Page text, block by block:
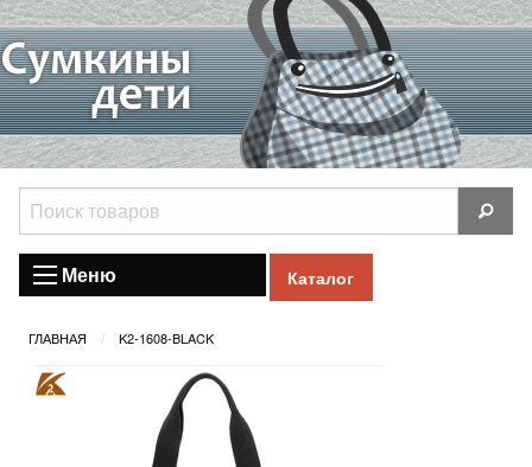
Меню Каталог
ГЛАВНАЯ K2-1608-BLACK